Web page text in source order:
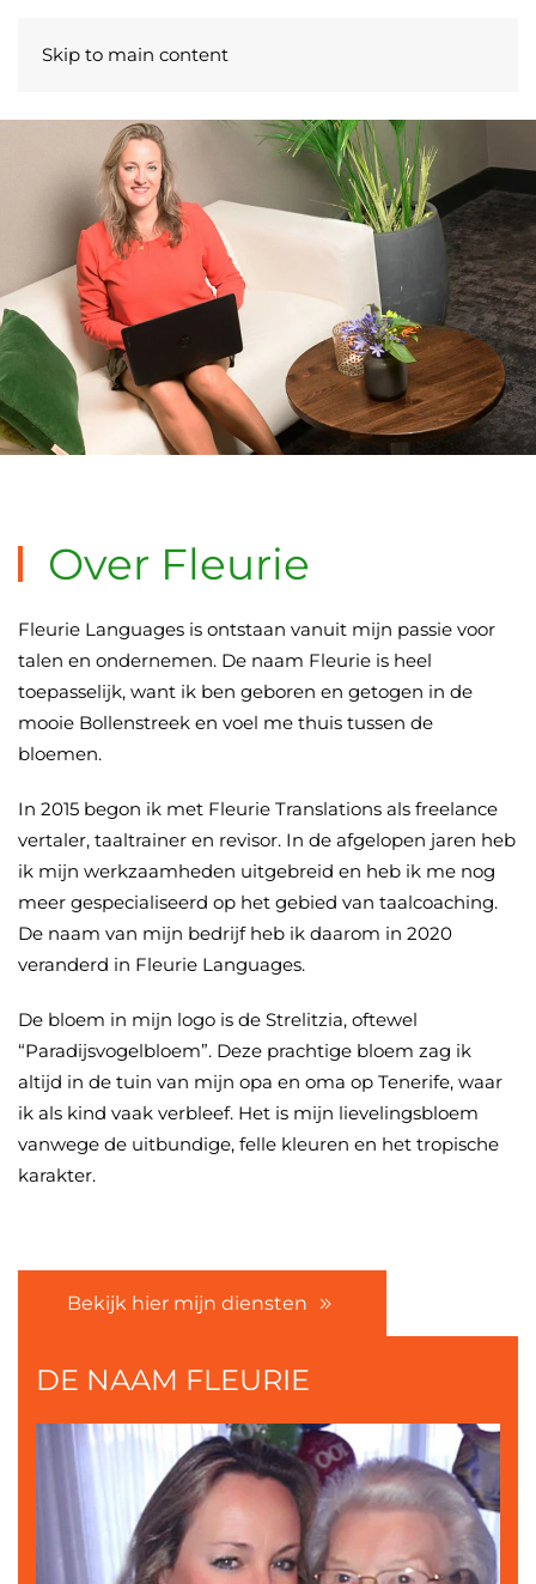
Skip to main contentFLEURIE LANGUAGES
Over Fleurie
Fleurie Languages is ontstaan vanuit mijn passie voor
talen en ondernemen. De naam Fleurie is heel
toepasselijk, want ik ben geboren en getogen in de
mooie Bollenstreek en voel me thuis tussen de
bloemen.
In 2015 begon ik met Fleurie Translations als freelance
vertaler, taaltrainer en revisor. In de afgelopen jaren heb
ik mijn werkzaamheden uitgebreid en heb ik me nog
meer gespecialiseerd op het gebied van taalcoaching.
De naam van mijn bedrijf heb ik daarom in 2020
veranderd in Fleurie Languages.
De bloem in mijn logo is de Strelitzia, oftewel
“Paradijsvogelbloem”. Deze prachtige bloem zag ik
altijd in de tuin van mijn opa en oma op Tenerife, waar
ik als kind vaak verbleef. Het is mijn lievelingsbloem
vanwege de uitbundige, felle kleuren en het tropische
karakter.
Bekijk hier mijn diensten
DE NAAM FLEURIE